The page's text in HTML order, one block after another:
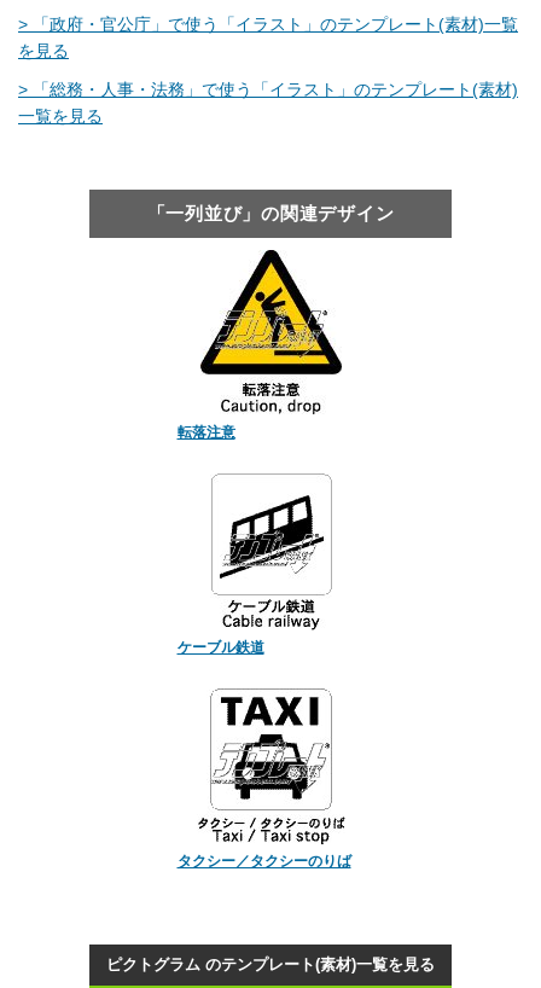
> 「政府・官公庁」で使う「イラスト」のテンプレート(素材)一覧
を見る
> 「総務・人事・法務」で使う「イラスト」のテンプレート(素材)
一覧を見る
「一列並び」の関連デザイン
転落注意
ケーブル鉄道
タクシー／タクシーのりば
ピクトグラム のテンプレート(素材)一覧を見る